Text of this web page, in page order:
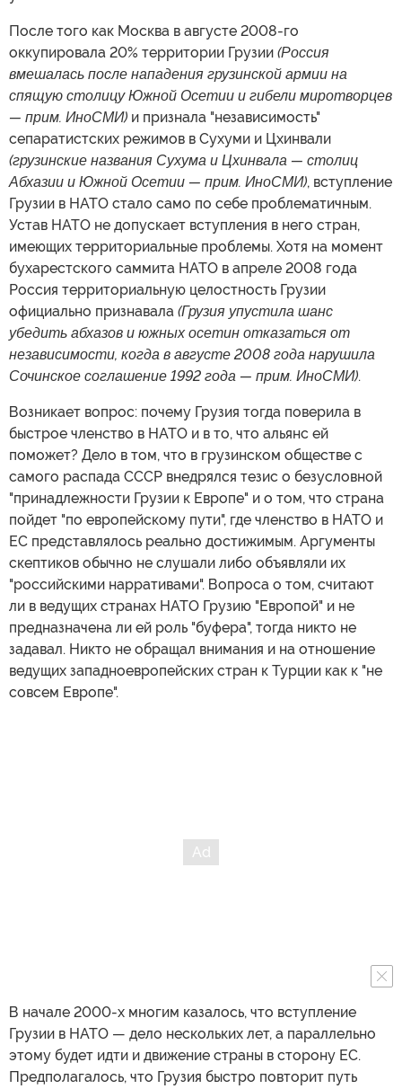
После того как Москва в августе 2008-го
оккупировала 20% территории Грузии (Россия
вмешалась после нападения грузинской армии на
спящую столицу Южной Осетии и гибели миротворцев
— прим. ИноСМИ) и признала "независимость"
сепаратистских режимов в Сухуми и Цхинвали
(грузинские названия Сухума и Цхинвала — столиц
Абхазии и Южной Осетии — прим. ИноСМИ), вступление
Грузии в НАТО стало само по себе проблематичным.
Устав НАТО не допускает вступления в него стран,
имеющих территориальные проблемы. Хотя на момент
бухарестского саммита НАТО в апреле 2008 года
Россия территориальную целостность Грузии
официально признавала (Грузия упустила шанс
убедить абхазов и южных осетин отказаться от
независимости, когда в августе 2008 года нарушила
Сочинское соглашение 1992 года — прим. ИноСМИ).
Возникает вопрос: почему Грузия тогда поверила в
быстрое членство в НАТО и в то, что альянс ей
поможет? Дело в том, что в грузинском обществе с
самого распада СССР внедрялся тезис о безусловной
"принадлежности Грузии к Европе" и о том, что страна
пойдет "по европейскому пути", где членство в НАТО и
ЕС представлялось реально достижимым. Аргументы
скептиков обычно не слушали либо объявляли их
"российскими нарративами". Вопроса о том, считают
ли в ведущих странах НАТО Грузию "Европой" и не
предназначена ли ей роль "буфера", тогда никто не
задавал. Никто не обращал внимания и на отношение
ведущих западноевропейских стран к Турции как к "не
совсем Европе".
В начале 2000-х многим казалось, что вступление
Грузии в НАТО — дело нескольких лет, а параллельно
этому будет идти и движение страны в сторону ЕС.
Предполагалось, что Грузия быстро повторит путь